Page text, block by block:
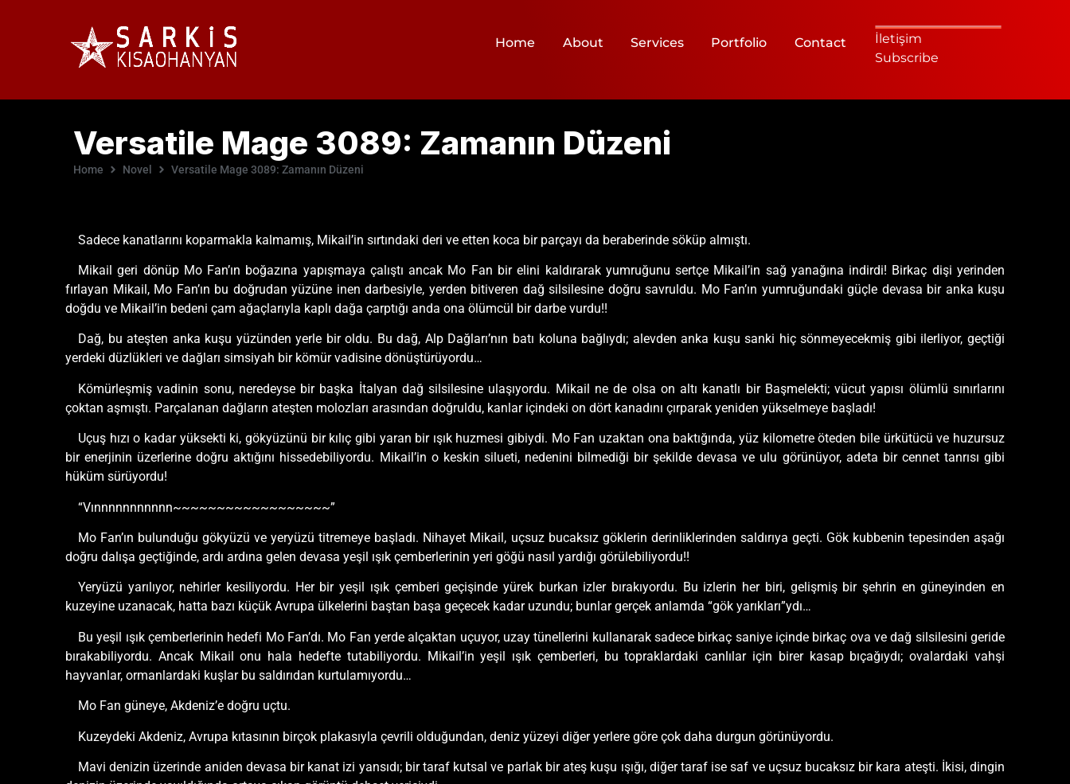
Home About Services Portfolio Contact
İletişim
Subscribe
Versatile Mage 3089: Zamanın Düzeni
Home Novel Versatile Mage 3089: Zamanın Düzeni
Sadece kanatlarını koparmakla kalmamış, Mikail’in sırtındaki deri ve etten koca bir parçayı da beraberinde söküp almıştı.
Mikail geri dönüp Mo Fan’ın boğazına yapışmaya çalıştı ancak Mo Fan bir elini kaldırarak yumruğunu sertçe Mikail’in sağ yanağına indirdi! Birkaç dişi yerinden
fırlayan Mikail, Mo Fan’ın bu doğrudan yüzüne inen darbesiyle, yerden bitiveren dağ silsilesine doğru savruldu. Mo Fan’ın yumruğundaki güçle devasa bir anka kuşu
doğdu ve Mikail’in bedeni çam ağaçlarıyla kaplı dağa çarptığı anda ona ölümcül bir darbe vurdu!!
Dağ, bu ateşten anka kuşu yüzünden yerle bir oldu. Bu dağ, Alp Dağları’nın batı koluna bağlıydı; alevden anka kuşu sanki hiç sönmeyecekmiş gibi ilerliyor, geçtiği
yerdeki düzlükleri ve dağları simsiyah bir kömür vadisine dönüştürüyordu…
Kömürleşmiş vadinin sonu, neredeyse bir başka İtalyan dağ silsilesine ulaşıyordu. Mikail ne de olsa on altı kanatlı bir Başmelekti; vücut yapısı ölümlü sınırlarını
çoktan aşmıştı. Parçalanan dağların ateşten molozları arasından doğruldu, kanlar içindeki on dört kanadını çırparak yeniden yükselmeye başladı!
Uçuş hızı o kadar yüksekti ki, gökyüzünü bir kılıç gibi yaran bir ışık huzmesi gibiydi. Mo Fan uzaktan ona baktığında, yüz kilometre öteden bile ürkütücü ve huzursuz
bir enerjinin üzerlerine doğru aktığını hissedebiliyordu. Mikail’in o keskin silueti, nedenini bilmediği bir şekilde devasa ve ulu görünüyor, adeta bir cennet tanrısı gibi
hüküm sürüyordu!
“Vınnnnnnnnnnn~~~~~~~~~~~~~~~~~~”
Mo Fan’ın bulunduğu gökyüzü ve yeryüzü titremeye başladı. Nihayet Mikail, uçsuz bucaksız göklerin derinliklerinden saldırıya geçti. Gök kubbenin tepesinden aşağı
doğru dalışa geçtiğinde, ardı ardına gelen devasa yeşil ışık çemberlerinin yeri göğü nasıl yardığı görülebiliyordu!!
Yeryüzü yarılıyor, nehirler kesiliyordu. Her bir yeşil ışık çemberi geçişinde yürek burkan izler bırakıyordu. Bu izlerin her biri, gelişmiş bir şehrin en güneyinden en
kuzeyine uzanacak, hatta bazı küçük Avrupa ülkelerini baştan başa geçecek kadar uzundu; bunlar gerçek anlamda “gök yarıkları”ydı…
Bu yeşil ışık çemberlerinin hedefi Mo Fan’dı. Mo Fan yerde alçaktan uçuyor, uzay tünellerini kullanarak sadece birkaç saniye içinde birkaç ova ve dağ silsilesini geride
bırakabiliyordu. Ancak Mikail onu hala hedefte tutabiliyordu. Mikail’in yeşil ışık çemberleri, bu topraklardaki canlılar için birer kasap bıçağıydı; ovalardaki vahşi
hayvanlar, ormanlardaki kuşlar bu saldırıdan kurtulamıyordu…
Mo Fan güneye, Akdeniz’e doğru uçtu.
Kuzeydeki Akdeniz, Avrupa kıtasının birçok plakasıyla çevrili olduğundan, deniz yüzeyi diğer yerlere göre çok daha durgun görünüyordu.
Mavi denizin üzerinde aniden devasa bir kanat izi yansıdı; bir taraf kutsal ve parlak bir ateş kuşu ışığı, diğer taraf ise saf ve uçsuz bucaksız bir kara ateşti. İkisi, dingin